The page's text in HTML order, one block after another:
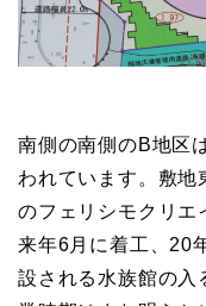
南側の南側のB地区
われています。敷地
のフェリシモクリエ
来年6月に着工、20
設される水族館の入